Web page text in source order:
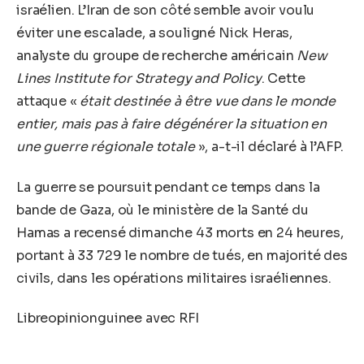
israélien. L’Iran de son côté semble avoir voulu
éviter une escalade, a souligné Nick Heras,
analyste du groupe de recherche américain New
Lines Institute for Strategy and Policy. Cette
attaque « était destinée à être vue dans le monde
entier, mais pas à faire dégénérer la situation en
une guerre régionale totale», a-t-il déclaré à l’AFP.
La guerre se poursuit pendant ce temps dans la
bande de Gaza, où le ministère de la Santé du
Hamas a recensé dimanche 43 morts en 24 heures,
portant à 33 729 le nombre de tués, en majorité des
civils, dans les opérations militaires israéliennes.
Libreopinionguinee avec RFI